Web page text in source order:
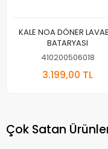
KALE NOA DÖNER
BATARYASI
410200506018
3.199,00 TL
Çok Satan